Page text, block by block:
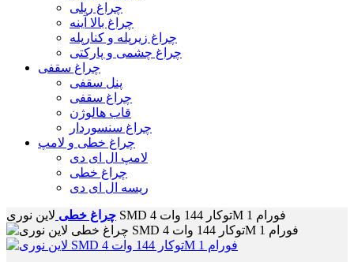
چراغ ریلی
چراغ بالا آینه
چراغ زیرپله و کنارپله
چراغ چشمی و پارکتی
چراغ سقفی
پنل سقفی
چراغ سقفی
قاب هالوژن
چراغ سنسوردار
چراغ خطی و لامپ
لامپ ال ای دی
چراغ خطی
ریسه ال ای دی
چراغ خطی لاین نوری SMD توکار 144 وات 4M فورام 1